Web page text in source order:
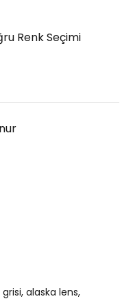
Renk Seçimi
alaska lens